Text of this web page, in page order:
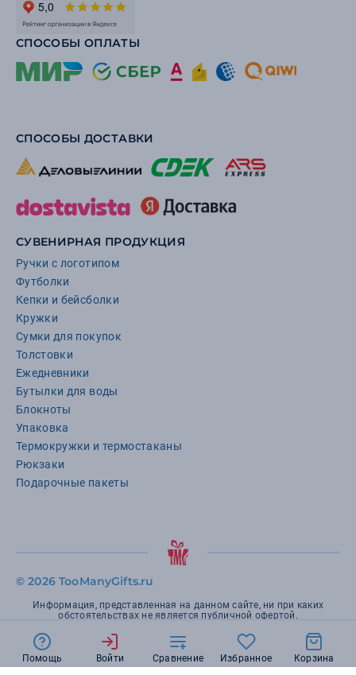
СПОСОБЫ ОПЛАТЫ
СПОСОБЫ ДОСТАВКИ
СУВЕНИРНАЯ ПРОДУКЦИЯ
Ручки с логотипом
Футболки
Кепки и бейсболки
Кружки
Сумки для покупок
Толстовки
Ежедневники
Бутылки для воды
Блокноты
Упаковка
Термокружки и термостаканы
Рюкзаки
Подарочные пакеты
© 2026 TooManyGifts.ru
Информация, представленная на данном сайте, ни при каких
обстоятельствах не является публичной офертой.
Помощь Войти Сравнение Избранное Корзина